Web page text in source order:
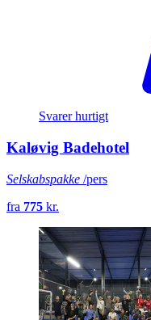
Svarer hurtigt
Kaløvig Badehotel
Selskabspakke /pers
fra 775 kr.